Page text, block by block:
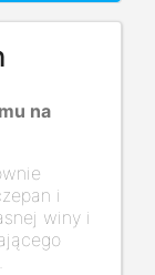
na
i
winy i